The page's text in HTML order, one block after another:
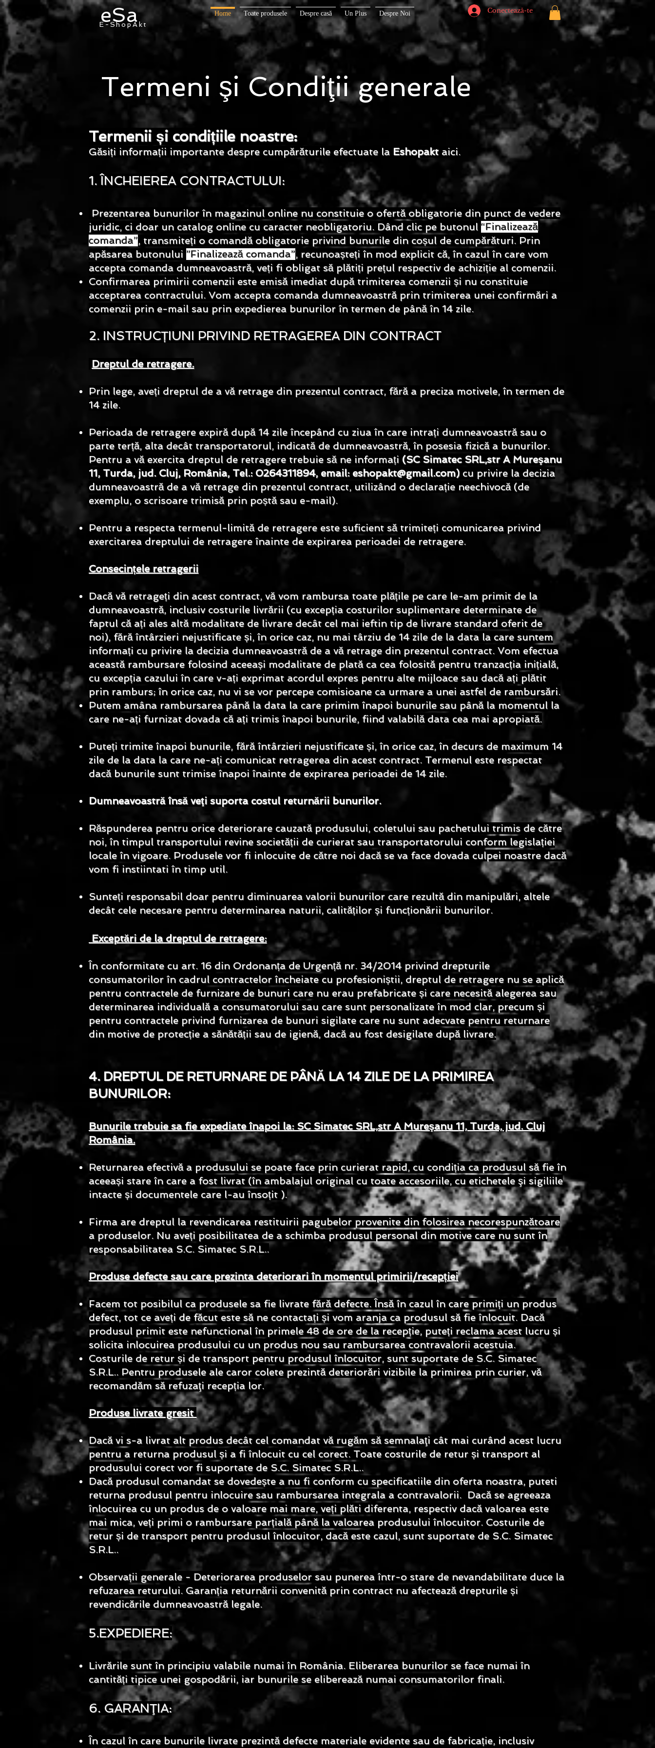
eSa
E-ShopAkt
Home Toate produsele Despre casă Un Plus Despre Noi Conectează-te
Termeni şi Condiţii generale
Termenii și condițiile noastre:
Găsiți informații importante despre cumpărăturile efectuate la Eshopakt aici.
1. ÎNCHEIEREA CONTRACTULUI:
Prezentarea bunurilor în magazinul online nu constituie o ofertă obligatorie din punct de vedere
juridic, ci doar un catalog online cu caracter neobligatoriu. Dând clic pe butonul “Finalizează
comanda”, transmiteți o comandă obligatorie privind bunurile din coșul de cumpărături. Prin
apăsarea butonului ”Finalizează comanda”, recunoașteți în mod explicit că, în cazul în care vom
accepta comanda dumneavoastră, veți fi obligat să plătiți prețul respectiv de achiziție al comenzii.
Confirmarea primirii comenzii este emisă imediat după trimiterea comenzii și nu constituie
acceptarea contractului. Vom accepta comanda dumneavoastră prin trimiterea unei confirmări a
comenzii prin e-mail sau prin expedierea bunurilor în termen de până în 14 zile.
2. INSTRUCȚIUNI PRIVIND RETRAGEREA DIN CONTRACT
Dreptul de retragere.
Prin lege, aveți dreptul de a vă retrage din prezentul contract, fără a preciza motivele, în termen de
14 zile.
Perioada de retragere expiră după 14 zile începând cu ziua în care intrați dumneavoastră sau o
parte terță, alta decât transportatorul, indicată de dumneavoastră, în posesia fizică a bunurilor.
Pentru a vă exercita dreptul de retragere trebuie să ne informați (SC Simatec SRL,str A Mureşanu
11, Turda, jud. Cluj, România, Tel.: 0264311894, email: eshopakt@gmail.com) cu privire la decizia
dumneavoastră de a vă retrage din prezentul contract, utilizând o declarație neechivocă (de
exemplu, o scrisoare trimisă prin poștă sau e-mail).
Pentru a respecta termenul-limită de retragere este suficient să trimiteți comunicarea privind
exercitarea dreptului de retragere înainte de expirarea perioadei de retragere.
Consecințele retragerii
Dacă vă retrageți din acest contract, vă vom rambursa toate plățile pe care le-am primit de la
dumneavoastră, inclusiv costurile livrării (cu excepția costurilor suplimentare determinate de
faptul că ați ales altă modalitate de livrare decât cel mai ieftin tip de livrare standard oferit de
noi), fără întârzieri nejustificate și, în orice caz, nu mai târziu de 14 zile de la data la care suntem
informați cu privire la decizia dumneavoastră de a vă retrage din prezentul contract. Vom efectua
această rambursare folosind aceeași modalitate de plată ca cea folosită pentru tranzacția inițială,
cu excepția cazului în care v-ați exprimat acordul expres pentru alte mijloace sau dacă ați plătit
prin ramburs; în orice caz, nu vi se vor percepe comisioane ca urmare a unei astfel de rambursări.
Putem amâna rambursarea până la data la care primim înapoi bunurile sau până la momentul la
care ne-ați furnizat dovada că ați trimis înapoi bunurile, fiind valabilă data cea mai apropiată.
Puteți trimite înapoi bunurile, fără întârzieri nejustificate și, în orice caz, în decurs de maximum 14
zile de la data la care ne-ați comunicat retragerea din acest contract. Termenul este respectat
dacă bunurile sunt trimise înapoi înainte de expirarea perioadei de 14 zile.
Dumneavoastră însă veţi suporta costul returnării bunurilor.
Răspunderea pentru orice deteriorare cauzată produsului, coletului sau pachetului trimis de către
noi, în timpul transportului revine societății de curierat sau transportatorului conform legislației
locale în vigoare. Produsele vor fi inlocuite de către noi dacă se va face dovada culpei noastre dacă
vom fi instiintati în timp util.
Sunteți responsabil doar pentru diminuarea valorii bunurilor care rezultă din manipulări, altele
decât cele necesare pentru determinarea naturii, calităților și funcționării bunurilor.
Exceptări de la dreptul de retragere:
În conformitate cu art. 16 din Ordonanța de Urgență nr. 34/2014 privind drepturile
consumatorilor în cadrul contractelor încheiate cu profesioniștii, dreptul de retragere nu se aplică
pentru contractele de furnizare de bunuri care nu erau prefabricate și care necesită alegerea sau
determinarea individuală a consumatorului sau care sunt personalizate în mod clar, precum și
pentru contractele privind furnizarea de bunuri sigilate care nu sunt adecvate pentru returnare
din motive de protecție a sănătății sau de igienă, dacă au fost desigilate după livrare.
4. DREPTUL DE RETURNARE DE PÂNĂ LA 14 ZILE DE LA PRIMIREA
BUNURILOR:
Bunurile trebuie sa fie expediate înapoi la: SC Simatec SRL,str A Mureşanu 11, Turda, jud. Cluj
România.
Returnarea efectivă a produsului se poate face prin curierat rapid, cu condiția ca produsul să fie în
aceeași stare în care a fost livrat (în ambalajul original cu toate accesoriile, cu etichetele şi sigiliile
intacte și documentele care l-au însoțit ).
Firma are dreptul la revendicarea restituirii pagubelor provenite din folosirea necorespunzătoare
a produselor. Nu aveți posibilitatea de a schimba produsul personal din motive care nu sunt în
responsabilitatea S.C. Simatec S.R.L..
Produse defecte sau care prezinta deteriorari în momentul primirii/recepției
Facem tot posibilul ca produsele sa fie livrate fără defecte. Însă în cazul în care primiți un produs
defect, tot ce aveți de făcut este să ne contactați și vom aranja ca produsul să fie înlocuit. Dacă
produsul primit este nefunctional în primele 48 de ore de la recepție, puteți reclama acest lucru și
solicita inlocuirea produsului cu un produs nou sau rambursarea contravalorii acestuia.
Costurile de retur și de transport pentru produsul înlocuitor, sunt suportate de S.C. Simatec
S.R.L.. Pentru produsele ale caror colete prezintă deteriorări vizibile la primirea prin curier, vă
recomandăm să refuzaţi recepția lor.
Produse livrate gresit
Dacă vi s-a livrat alt produs decât cel comandat vă rugăm să semnalaţi cât mai curând acest lucru
pentru a returna produsul și a fi înlocuit cu cel corect. Toate costurile de retur și transport al
produsului corect vor fi suportate de S.C. Simatec S.R.L..
Dacă produsul comandat se dovedește a nu fi conform cu specificatiile din oferta noastra, puteti
returna produsul pentru inlocuire sau rambursarea integrala a contravalorii. Dacă se agreeaza
înlocuirea cu un produs de o valoare mai mare, veți plăti diferenta, respectiv dacă valoarea este
mai mica, veți primi o rambursare parțială până la valoarea produsului înlocuitor. Costurile de
retur și de transport pentru produsul înlocuitor, dacă este cazul, sunt suportate de S.C. Simatec
S.R.L..
Observații generale - Deteriorarea produselor sau punerea într-o stare de nevandabilitate duce la
refuzarea returului. Garanția returnării convenită prin contract nu afectează drepturile și
revendicările dumneavoastră legale.
5.EXPEDIERE:
Livrările sunt în principiu valabile numai în România. Eliberarea bunurilor se face numai în
cantități tipice unei gospodării, iar bunurile se eliberează numai consumatorilor finali.
6. GARANŢIA:
În cazul în care bunurile livrate prezintă defecte materiale evidente sau de fabricație, inclusiv